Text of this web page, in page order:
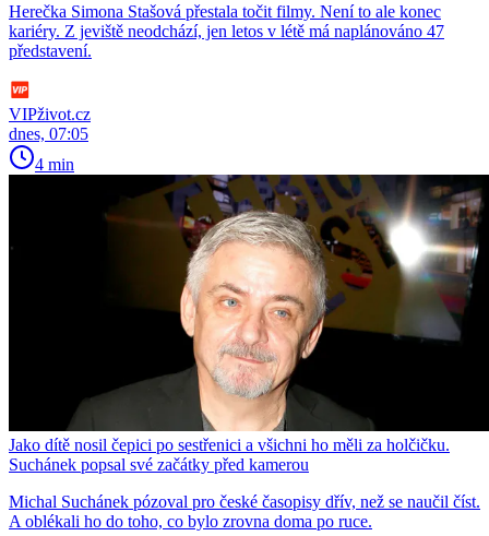
Herečka Simona Stašová přestala točit filmy. Není to ale konec
kariéry. Z jeviště neodchází, jen letos v létě má naplánováno 47
představení.
VIPživot.cz
dnes, 07:05
4 min
Jako dítě nosil čepici po sestřenici a všichni ho měli za holčičku.
Suchánek popsal své začátky před kamerou
Michal Suchánek pózoval pro české časopisy dřív, než se naučil číst.
A oblékali ho do toho, co bylo zrovna doma po ruce.